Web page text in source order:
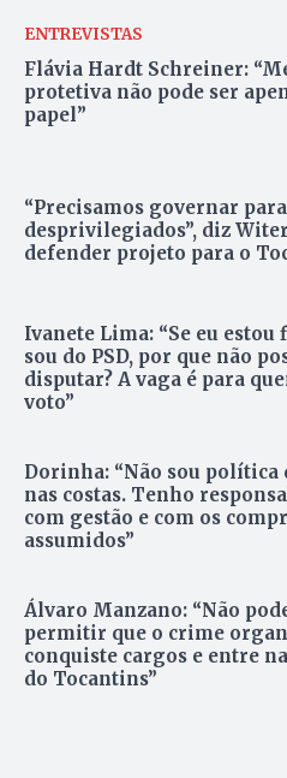
ENTREVISTAS
Flávia Hardt Schreiner:
protetiva não pode ser
papel”
“Precisamos governar
desprivilegiados”, diz
defender projeto para o
Ivanete Lima: “Se eu estou
sou do PSD, por que não
disputar? A vaga é para
voto”
Dorinha: “Não sou política
nas costas. Tenho
com gestão e com os
assumidos”
Álvaro Manzano: “Não
permitir que o crime
conquiste cargos e entre
do Tocantins”